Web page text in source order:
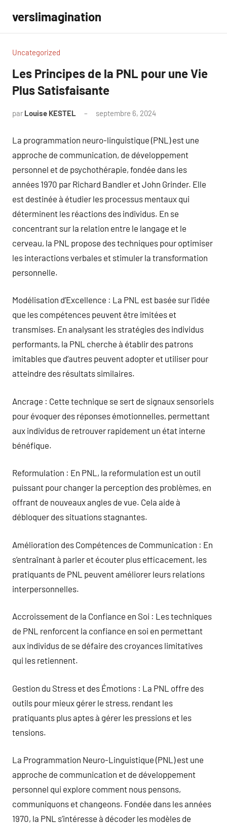
contenu
verslimagination
Uncategorized
Les Principes de la PNL pour une Vie
Plus Satisfaisante
par Louise KESTEL septembre 6, 2024
La programmation neuro-linguistique (PNL) est une
approche de communication, de développement
personnel et de psychothérapie, fondée dans les
années 1970 par Richard Bandler et John Grinder. Elle
est destinée à étudier les processus mentaux qui
déterminent les réactions des individus. En se
concentrant sur la relation entre le langage et le
cerveau, la PNL propose des techniques pour optimiser
les interactions verbales et stimuler la transformation
personnelle.
Modélisation d’Excellence : La PNL est basée sur l’idée
que les compétences peuvent être imitées et
transmises. En analysant les stratégies des individus
performants, la PNL cherche à établir des patrons
imitables que d’autres peuvent adopter et utiliser pour
atteindre des résultats similaires.
Ancrage : Cette technique se sert de signaux sensoriels
pour évoquer des réponses émotionnelles, permettant
aux individus de retrouver rapidement un état interne
bénéfique.
Reformulation : En PNL, la reformulation est un outil
puissant pour changer la perception des problèmes, en
offrant de nouveaux angles de vue. Cela aide à
débloquer des situations stagnantes.
Amélioration des Compétences de Communication : En
s’entraînant à parler et écouter plus efficacement, les
pratiquants de PNL peuvent améliorer leurs relations
interpersonnelles.
Accroissement de la Confiance en Soi : Les techniques
de PNL renforcent la confiance en soi en permettant
aux individus de se défaire des croyances limitatives
qui les retiennent.
Gestion du Stress et des Émotions : La PNL offre des
outils pour mieux gérer le stress, rendant les
pratiquants plus aptes à gérer les pressions et les
tensions.
La Programmation Neuro-Linguistique (PNL) est une
approche de communication et de développement
personnel qui explore comment nous pensons,
communiquons et changeons. Fondée dans les années
1970, la PNL s’intéresse à décoder les modèles de